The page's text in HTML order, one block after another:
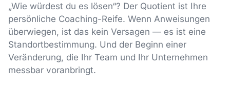
„Wie würdest du es lösen“? Der Quotient ist Ihre
persönliche Coaching-Reife. Wenn Anweisungen
überwiegen, ist das kein Versagen — es ist eine
Standortbestimmung. Und der Beginn einer
Veränderung, die Ihr Team und Ihr Unternehmen
messbar voranbringt.